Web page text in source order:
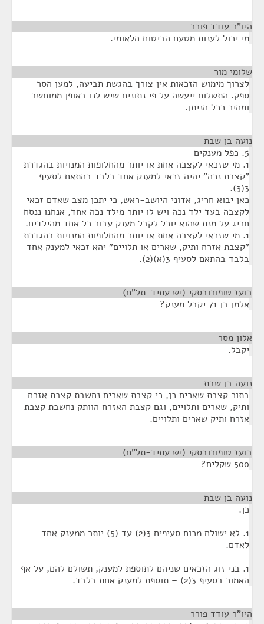
היו"ר עודד פורר
מי יכול לענות מטעם הביטוח הלאומי.
שלומי מור
לצרוך מימוש הזכאות אין צורך בהגשת תביעה, למען הסר
ספק. התשלום ייעשה על פי נתונים שיש לנו באופן ממוחשב
ומהיר ככל הניתן.
נועה בן שבת
5. כפל מענקים
1. מי שזכאי לקצבה אחת או יותר מהחלופות המנויות בהגדרת
"קצבת נכה" יהיה זכאי למענק אחד בלבד בהתאם לסעיף
3(3).
כאן יבוא חריג, אדוני היושב-ראש, כי יתכן מצב שאדם זכאי
לקצבה בעד ילד נכה ויש לו יותר מילד נכה אחד, אנחנו ננסח
חריג על מנת שהוא יוכל לקבל מענק עבור כל אחד מהילדים.
1. מי שזכאי לקצבה אחת או יותר מהחלופות המנויות בהגדרת
"קצבת אזרח ותיק, שארים או תלויים" יהא זכאי למענק אחד
בלבד בהתאם לסעיף 3(א)(2).
בועז טופורובסקי (יש עתיד-תל"ם)
אלמן בן 71 יקבל מענק?
אלון מסר
יקבל.
נועה בן שבת
בתור קצבת שארים כן, כי קצבת שארים נחשבת קצבת אזרח
ותיק, שארים ותלויים, וגם קצבת האזרח הוותק נחשבת קצבת
אזרח ותיק שארים ותלויים.
בועז טופורובסקי (יש עתיד-תל"ם)
500 שקלים?
נועה בן שבת
כן.
1. לא ישולם מכוח סעיפים 3(2) עד (5) יותר ממענק אחד
לאדם.
1. בני זוג הזכאים שניהם לתוספת למענק, תשולם להם, על אף
האמור בסעיף 3(2) – תוספת למענק אחת בלבד.
היו"ר עודד פורר